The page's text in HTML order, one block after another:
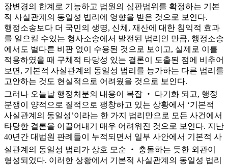
장변경의 한계로 기능하고 법원의 심판범위를 확정하는 기본
적 사실관계의 동일성 법리에 영향을 받은 것으로 보인다.
행정소송보다 더 국민의 생명, 신체, 재산에 대한 침익적 효과
를 일으킬 수있는 형사소송에서 발전된 법리인 만큼, 행정소송
에서도 별다른 비판 없이 수용된 것으로 보이고, 실제로 이를
적용하였을 때 구체적 타당성 있는 결론이 도출된 점에 비추어
보면, 기본적 사실관계의 동일성 법리를 능가하는 다른 법리를
고안하는 것도 현실적으로 어려웠을 것으로 보인다.
그러나 오늘날 행정처분의 내용이 복잡 ‧ 다기화 되고, 행정
분쟁이 양적으로 질적으로 팽창하고 있는 상황에서 ‘기본적
사실관계의 동일성’이라는 한 가지 법리만으로 모든 사건에서
타당한 결론을 이끌어내기 매우 어려워진 것으로 보인다. 지난
40년간 대법원 판례들이 누적되면서 일부 사안에서 기본적 사
실관계의 동일성 법리가 상호 모순 ‧ 충돌하는 듯한 외관이
형성되었다. 이러한 상황에서 기본적 사실관계의 동일성 법리